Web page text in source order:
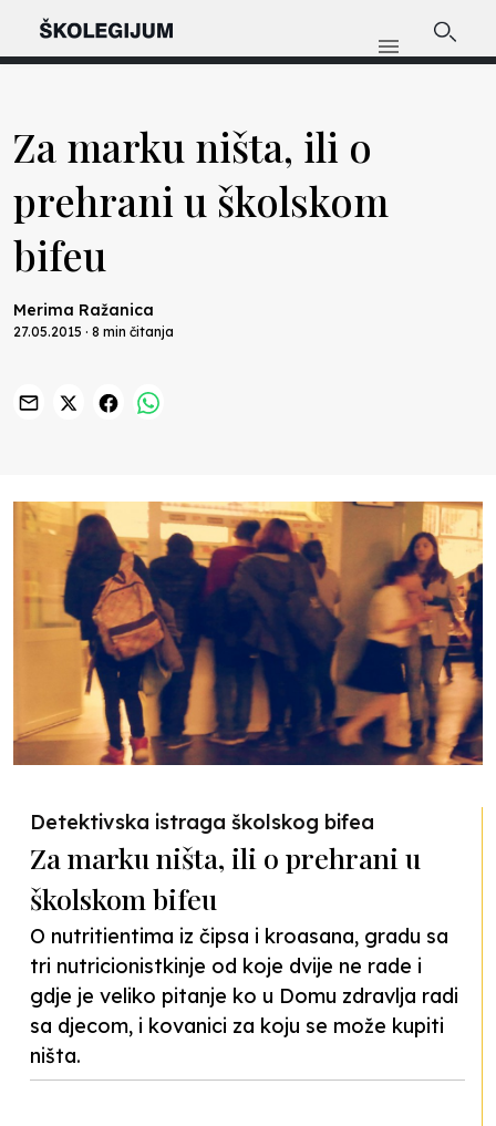
Za marku ništa, ili o
prehrani u školskom
bifeu
Merima Ražanica
27.05.2015 · 8 min čitanja
Detektivska istraga školskog bifea
Za marku ništa, ili o prehrani u
školskom bifeu
O nutritientima iz čipsa i kroasana, gradu sa
tri nutricionistkinje od koje dvije ne rade i
gdje je veliko pitanje ko u Domu zdravlja radi
sa djecom, i kovanici za koju se može kupiti
ništa.